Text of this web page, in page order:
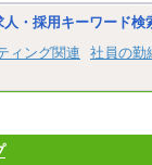
・採用キーワード検
ィング関連 社員の勤